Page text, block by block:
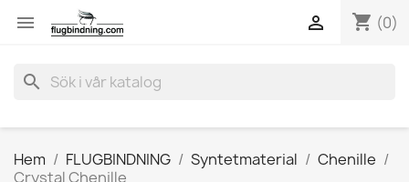
 shopping_cart (0)

search
Hem FLUGBINDNING Syntetmaterial
Chenille
Crystal Chenille